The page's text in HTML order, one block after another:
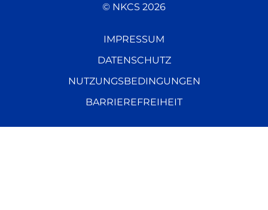
NKCS 2026
IMPRESSUM
DATENSCHUTZ
NUTZUNGSBEDINGUNGEN
BARRIEREFREIHEIT